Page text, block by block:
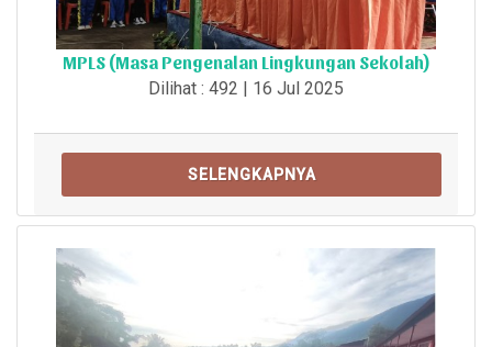
MPLS (Masa Pengenalan Lingkungan Sekolah)
Dilihat : 492 | 16 Jul 2025
SELENGKAPNYA